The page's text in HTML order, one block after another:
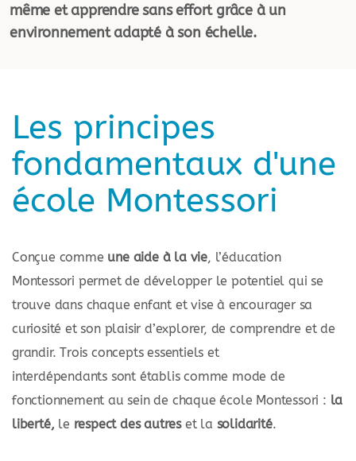
même et apprendre sans effort grâce à un
environnement adapté à son échelle.
Les principes
fondamentaux d'une
école Montessori
Conçue comme une aide à la vie, l’éducation
Montessori permet de développer le potentiel qui se
trouve dans chaque enfant et vise à encourager sa
curiosité et son plaisir d’explorer, de comprendre et de
grandir. Trois concepts essentiels et
interdépendants sont établis comme mode de
fonctionnement au sein de chaque école Montessori : la
liberté, le respect des autres et la solidarité.